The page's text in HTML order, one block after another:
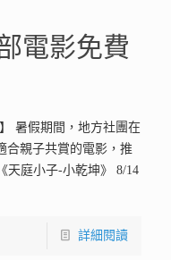
電影免費
暑假期間，地方社團在
合親子共賞的電影，推
天庭小子-小乾坤》 8/14
詳細閱讀